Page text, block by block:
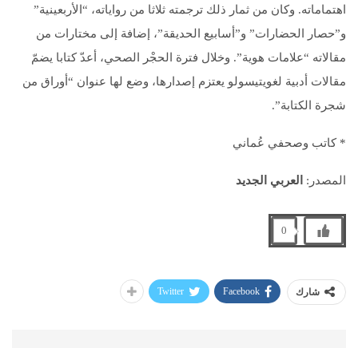
اهتماماته. وكان من ثمار ذلك ترجمته ثلاثا من رواياته، “الأربعينية”
و”حصار الحضارات” و”أسابيع الحديقة”، إضافة إلى مختارات من
مقالاته “علامات هوية”. وخلال فترة الحجْر الصحي، أعدّ كتابا يضمّ
مقالات أدبية لغويتيسولو يعتزم إصدارها، وضع لها عنوان “أوراق من
شجرة الكتابة”.
* كاتب وصحفي عُماني
المصدر: العربي الجديد
0
شارك Facebook
Twitter